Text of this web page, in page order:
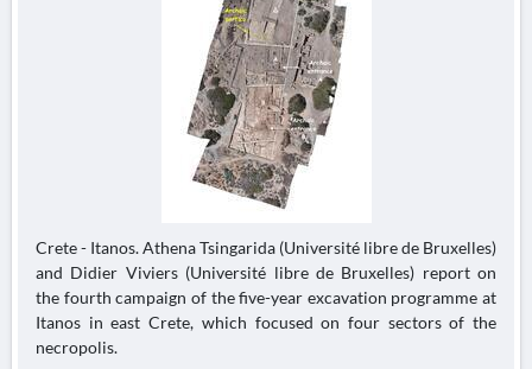
Crete - Itanos. Athena Tsingarida (Université libre de Bruxelles)
and Didier Viviers (Université libre de Bruxelles) report on
the fourth campaign of the five-year excavation programme at
Itanos in east Crete, which focused on four sectors of the
necropolis.